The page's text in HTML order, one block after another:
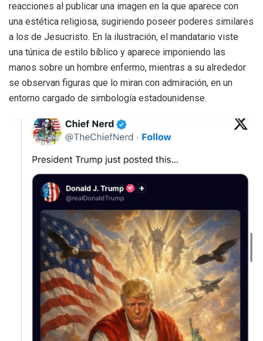
reacciones al publicar una imagen en la que aparece con
una estética religiosa, sugiriendo poseer poderes similares
a los de Jesucristo. En la ilustración, el mandatario viste
una túnica de estilo bíblico y aparece imponiendo las
manos sobre un hombre enfermo, mientras a su alrededor
se observan figuras que lo miran con admiración, en un
entorno cargado de simbología estadounidense.